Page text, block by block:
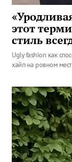
этот
стиль
Ugly fashion как
хайп на ровном